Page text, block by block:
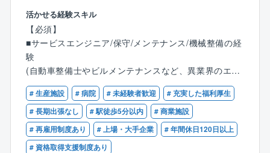
の職種ならではのやりがいです。
◎プラントの安定稼働を支える責任感
計装機器は、プラントの運転状況を正確に把握し、制
御するために欠かせないものです。
温度や流量、液面などのデータを通じて、プラント全
体の安全性や効率性を維持することに貢献できます。
自分の仕事がプラント全体の安定稼働に直結するとい
う責任感と達成感を味わえます。
◎技術の進化を実感できる
■業務内容：
同社は商業施設や病院、工場等で利用されるボイラや
ヒータのメーカーです。開発からメンテナンスまで対
応しているため、顧客に寄り添った提案が可能となり
ます。同社にてボイラの保守・メンテナンスをお任せ
します。
■業務詳細：
各種ボイラ及び周辺機器の製品内における試運転業
務、修理対応、顧客管理、アフターメンテナンス、更
活かせる経験スキル
【必須】
■サービスエンジニア/保守/メンテナンス/機械整備の経
験
(自動車整備士やビルメンテナンスなど、異業界のエン
ジニアから転職された方が活躍中！)
【歓迎】
■ボイラ等の業務関連に関する知識、資格
■普通自動車免許第一種
# 生産施設 # 病院 # 未経験者歓迎
# 充実した福利厚生
# 長期出張なし
# 駅徒歩5分以内
# 商業施設
# 再雇用制度あり
# 上場・大手企業
# 年間休日120日以上
# 資格取得支援制度あり